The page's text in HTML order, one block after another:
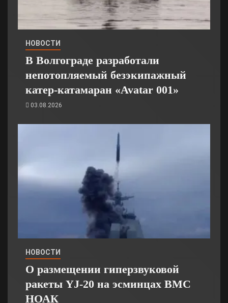
НОВОСТИ
В Волгограде разработали
непотопляемый безэкипажный
катер-катамаран «Avatar 001»
03.08.2026
НОВОСТИ
О размещении гиперзвуковой
ракеты YJ-20 на эсминцах ВМС
НОАК